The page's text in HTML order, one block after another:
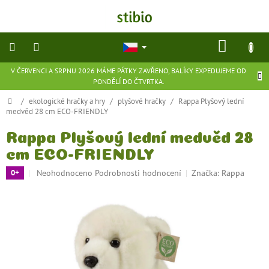
V ČERVENCI A SRPNU 2026 MÁME PÁTKY ZAVŘENO, BALÍKY EXPEDUJEME OD
PONDĚLÍ DO ČTVRTKA.
přírodní
doplňky
potraviny
Domů
/ ekologické hračky a hry / plyšové hračky / Rappa Plyšový lední
medvěd 28 cm ECO-FRIENDLY
Rappa Plyšový lední medvěd 28
cm ECO-FRIENDLY
0+
Průměrné
Neohodnoceno Podrobnosti hodnocení Značka: Rappa